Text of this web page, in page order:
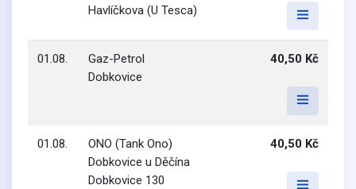
Havlíčkova (U Tesca)
01.08.
Gaz-Petrol
Dobkovice
40,50 Kč
01.08.
ONO (Tank Ono)
Dobkovice u Děčína
Dobkovice 130
40,50 Kč